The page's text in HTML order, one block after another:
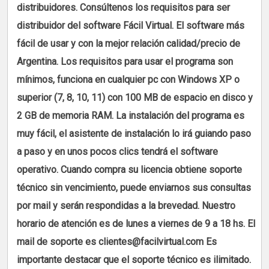
distribuidores. Consúltenos los requisitos para ser
distribuidor del software Fácil Virtual. El software más
fácil de usar y con la mejor relación calidad/precio de
Argentina. Los requisitos para usar el programa son
mínimos, funciona en cualquier pc con Windows XP o
superior (7, 8, 10, 11) con 100 MB de espacio en disco y
2 GB de memoria RAM. La instalación del programa es
muy fácil, el asistente de instalación lo irá guiando paso
a paso y en unos pocos clics tendrá el software
operativo. Cuando compra su licencia obtiene soporte
técnico sin vencimiento, puede enviarnos sus consultas
por mail y serán respondidas a la brevedad. Nuestro
horario de atención es de lunes a viernes de 9 a 18 hs. El
mail de soporte es clientes@facilvirtual.com Es
importante destacar que el soporte técnico es ilimitado.